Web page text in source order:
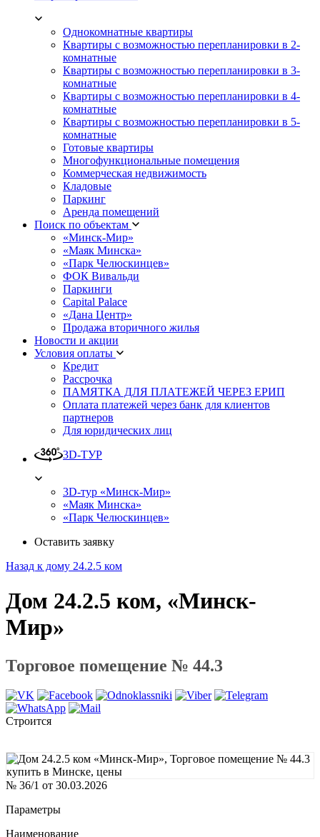
Однокомнатные квартиры
Квартиры с возможностью перепланировки в 2-
комнатные
Квартиры с возможностью перепланировки в 3-
комнатные
Квартиры с возможностью перепланировки в 4-
комнатные
Квартиры с возможностью перепланировки в 5-
комнатные
Готовые квартиры
Многофункциональные помещения
Коммерческая недвижимость
Кладовые
Паркинг
Аренда помещений
Поиск по объектам
«Минск-Мир»
«Маяк Минска»
«Парк Челюскинцев»
ФОК Вивальди
Паркинги
Capital Palace
«Дана Центр»
Продажа вторичного жилья
Новости и акции
Условия оплаты
Кредит
Рассрочка
ПАМЯТКА ДЛЯ ПЛАТЕЖЕЙ ЧЕРЕЗ ЕРИП
Оплата платежей через банк для клиентов
партнеров
Для юридических лиц
3D-ТУР
3D-тур «Минск-Мир»
«Маяк Минска»
«Парк Челюскинцев»
Оставить заявку
Назад к дому 24.2.5 ком
Дом 24.2.5 ком, «Минск-
Мир»
Торговое помещение № 44.3
Строится
№ 36/1 от 30.03.2026
Параметры
Наименование